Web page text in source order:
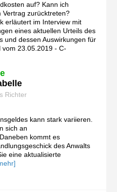
auf? Kann ich
zurücktreten?
erläutert im Interview mit
eines aktuellen Urteils des
und dessen Auswirkungen für
vom 23.05.2019 - C-
Richter
kann stark variieren.
sich an
kommt es
des Anwalts
eine aktualisierte